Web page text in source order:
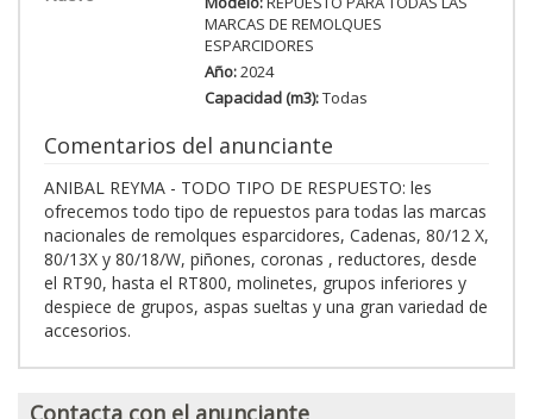
MARCAS DE REMOLQUES
ESPARCIDORES
Año:2024
Capacidad (m3):Todas
Comentarios del anunciante
ANIBAL REYMA - TODO TIPO DE RESPUESTO: les
ofrecemos todo tipo de repuestos para todas las marcas
nacionales de remolques esparcidores, Cadenas, 80/12 X,
80/13X y 80/18/W, piñones, coronas , reductores, desde
el RT90, hasta el RT800, molinetes, grupos inferiores y
despiece de grupos, aspas sueltas y una gran variedad de
accesorios.